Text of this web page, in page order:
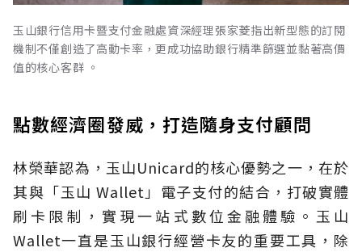
玉山銀行信用卡暨支付金融處資深經理張家菱指出新型態的訂閱
機制不僅創造了高動卡率，更成功協助銀行精準篩選並黏著高價
值的核心客群 。
點數經濟圈發威，打造隨身支付顧問
林榮華認為，玉山Unicard的核心優勢之一，在於
其與「玉山 Wallet」電子支付的結合，打破實體
刷卡限制，實現一站式數位金融體驗。玉山
Wallet一直是玉山銀行經營卡友的重要工具，除